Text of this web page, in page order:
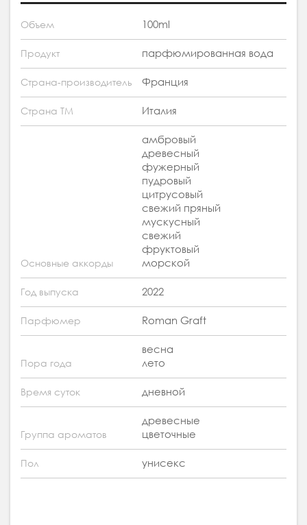
Объем 100ml
Продукт парфюмированная вода
Страна-производитель Франция
Страна ТМ Италия
Основные аккорды
амбровый
древесный
фужерный
пудровый
цитрусовый
свежий пряный
мускусный
свежий
фруктовый
морской
Год выпуска 2022
Парфюмер Roman Graft
Пора года
весна
лето
Время суток дневной
Группа ароматов
древесные
цветочные
Пол унисекс